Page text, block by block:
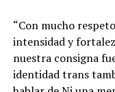
“Con mucho
intensidad y
nuestra consigna
identidad trans